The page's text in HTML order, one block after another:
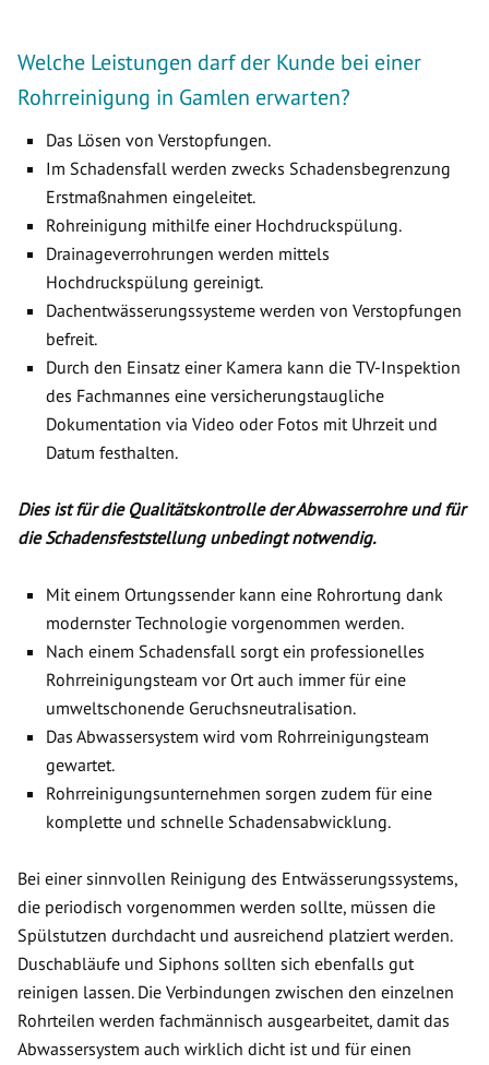
Welche Leistungen darf der Kunde bei einer
Rohrreinigung in Gamlen erwarten?
Das Lösen von Verstopfungen.
Im Schadensfall werden zwecks Schadensbegrenzung
Erstmaßnahmen eingeleitet.
Rohreinigung mithilfe einer Hochdruckspülung.
Drainageverrohrungen werden mittels
Hochdruckspülung gereinigt.
Dachentwässerungssysteme werden von Verstopfungen
befreit.
Durch den Einsatz einer Kamera kann die TV-Inspektion
des Fachmannes eine versicherungstaugliche
Dokumentation via Video oder Fotos mit Uhrzeit und
Datum festhalten.
Dies ist für die Qualitätskontrolle der Abwasserrohre und für
die Schadensfeststellung unbedingt notwendig.
Mit einem Ortungssender kann eine Rohrortung dank
modernster Technologie vorgenommen werden.
Nach einem Schadensfall sorgt ein professionelles
Rohrreinigungsteam vor Ort auch immer für eine
umweltschonende Geruchsneutralisation.
Das Abwassersystem wird vom Rohrreinigungsteam
gewartet.
Rohrreinigungsunternehmen sorgen zudem für eine
komplette und schnelle Schadensabwicklung.
Bei einer sinnvollen Reinigung des Entwässerungssystems,
die periodisch vorgenommen werden sollte, müssen die
Spülstutzen durchdacht und ausreichend platziert werden.
Duschabläufe und Siphons sollten sich ebenfalls gut
reinigen lassen. Die Verbindungen zwischen den einzelnen
Rohrteilen werden fachmännisch ausgearbeitet, damit das
Abwassersystem auch wirklich dicht ist und für einen